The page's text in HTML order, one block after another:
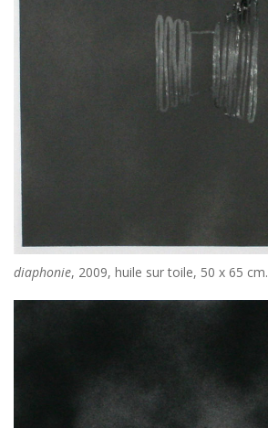
diaphonie, 2009, huile sur toile, 50 x 65 cm.